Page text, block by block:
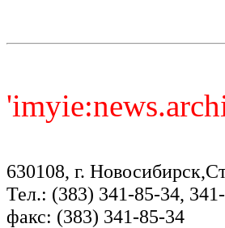
630108, г.
Тел.: (383) 341-85-34,
факс: (383) 341-85-34